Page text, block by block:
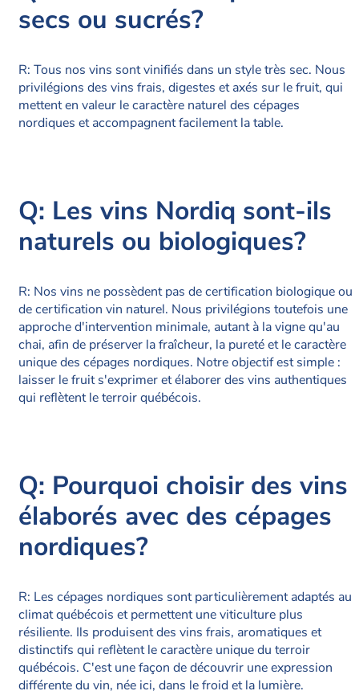
secs ou sucrés?
R: Tous nos vins sont vinifiés dans un style très sec. Nous
privilégions des vins frais, digestes et axés sur le fruit, qui
mettent en valeur le caractère naturel des cépages
nordiques et accompagnent facilement la table.
Q: Les vins Nordiq sont-ils
naturels ou biologiques?
R: Nos vins ne possèdent pas de certification biologique ou
de certification vin naturel. Nous privilégions toutefois une
approche d'intervention minimale, autant à la vigne qu'au
chai, afin de préserver la fraîcheur, la pureté et le caractère
unique des cépages nordiques. Notre objectif est simple :
laisser le fruit s'exprimer et élaborer des vins authentiques
qui reflètent le terroir québécois.
Q: Pourquoi choisir des vins
élaborés avec des cépages
nordiques?
R: Les cépages nordiques sont particulièrement adaptés au
climat québécois et permettent une viticulture plus
résiliente. Ils produisent des vins frais, aromatiques et
distinctifs qui reflètent le caractère unique du terroir
québécois. C'est une façon de découvrir une expression
différente du vin, née ici, dans le froid et la lumière.